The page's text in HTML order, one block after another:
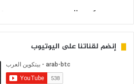
إنضم لقناتنا على اليوتيوب